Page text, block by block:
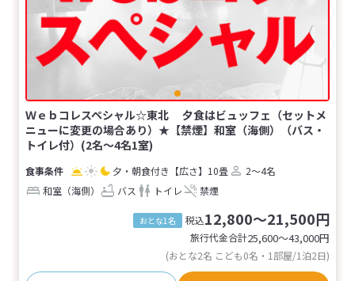
Ｗｅｂコレスペシャル☆東北 夕食はビュッフェ（セットメ
ニューに変更の場合あり）★【禁煙】和室（海側）（バス・
トイレ付）(2名～4名1室)
夕・朝食付き 【広さ】10畳
2～4名
和室（海側）
バス トイレ 禁煙
おとな1名 税込12,800～21,500円
旅行代金合計25,600〜43,000円
(おとな2名 こども0名・1部屋/1泊2日)